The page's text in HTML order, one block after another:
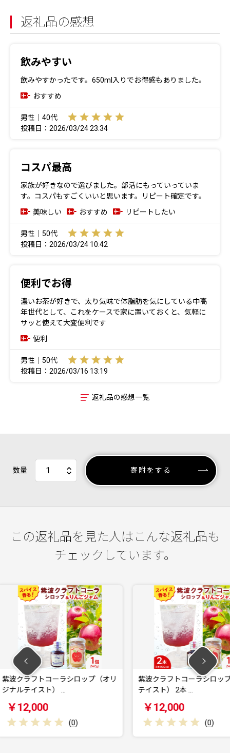
返礼品の感想
飲みやすい
飲みやすかったです。650ml入りでお得感もありました。
おすすめ
男性｜40代
投稿日：2026/03/24 23:34
コスパ最高
家族が好きなので選びました。部活にもっていっていま
す。コスパもすごくいいと思います。リピート確定です。
美味しい
おすすめ リピートしたい
男性｜50代
投稿日：2026/03/24 10:42
便利でお得
濃いお茶が好きで、太り気味で体脂肪を気にしている中高
年世代として、これをケースで家に置いておくと、気軽に
サッと使えて大変便利です
便利
男性｜50代
投稿日：2026/03/16 13:19
返礼品の感想一覧
数量 寄附をする
この返礼品を見た人はこんな返礼品も
チェックしています。
ップ（オリ
紫波クラフトコーラシロップ（黄昏
テイスト） 2本 …
紫波クラ